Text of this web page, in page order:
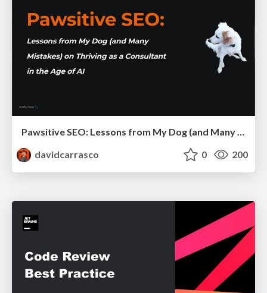
Pawsitive SEO: Lessons from My Dog (and Many Mistakes) on Thriving as a Consultant in the Age of AI
davidcarrasco
0 200